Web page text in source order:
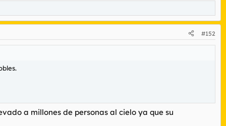
#152
a millones de personas al cielo ya que su